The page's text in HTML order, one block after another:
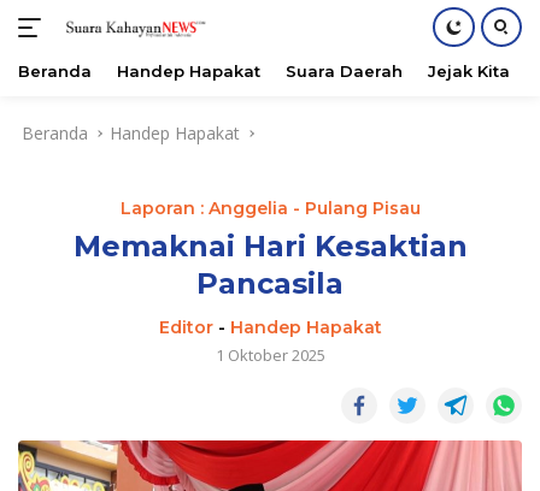
Beranda Handep Hapakat Suara Daerah Jejak Kita
Beranda Handep Hapakat
Laporan : Anggelia - Pulang Pisau
Memaknai Hari Kesaktian
Pancasila
Editor- Handep Hapakat
1 Oktober 2025